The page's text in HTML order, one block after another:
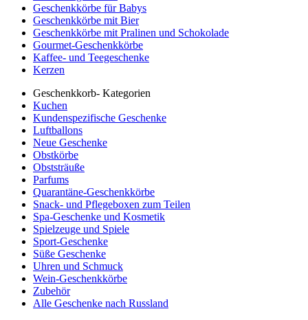
Geschenkkörbe für Babys
Geschenkkörbe mit Bier
Geschenkkörbe mit Pralinen und Schokolade
Gourmet-Geschenkkörbe
Kaffee- und Teegeschenke
Kerzen
Geschenkkorb- Kategorien
Kuchen
Kundenspezifische Geschenke
Luftballons
Neue Geschenke
Obstkörbe
Obststräuße
Parfums
Quarantäne-Geschenkkörbe
Snack- und Pflegeboxen zum Teilen
Spa-Geschenke und Kosmetik
Spielzeuge und Spiele
Sport-Geschenke
Süße Geschenke
Uhren und Schmuck
Wein-Geschenkkörbe
Zubehör
Alle Geschenke nach Russland